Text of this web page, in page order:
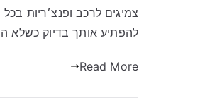
צמיגים לרכב ופנצ׳ריות
להפתיע אותך בדיוק כשלא
Read More